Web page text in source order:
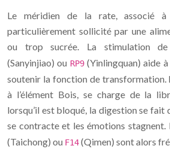
Le méridien de la rate, associé à
particulièrement sollicité par une
ou trop sucrée. La stimulation
(Sanyinjiao) ou RP9(Yinlingquan) aide
soutenir la fonction de transformation.
à l’élément Bois, se charge de la
lorsqu’il est bloqué, la digestion se
se contracte et les émotions stagnent.
(Taichong) ou F14(Qimen) sont alors